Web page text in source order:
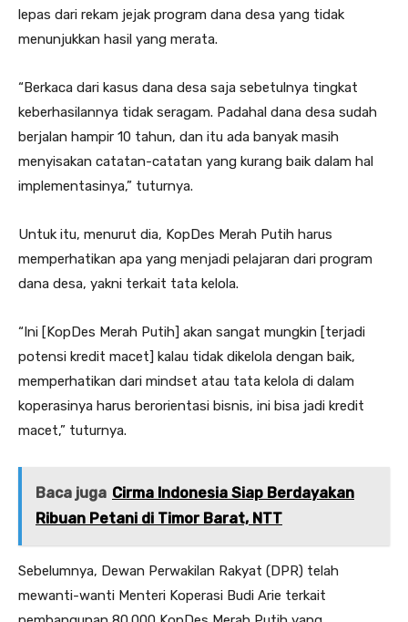
lepas dari rekam jejak program dana desa yang tidak
menunjukkan hasil yang merata.
“Berkaca dari kasus dana desa saja sebetulnya tingkat
keberhasilannya tidak seragam. Padahal dana desa sudah
berjalan hampir 10 tahun, dan itu ada banyak masih
menyisakan catatan-catatan yang kurang baik dalam hal
implementasinya,” tuturnya.
Untuk itu, menurut dia, KopDes Merah Putih harus
memperhatikan apa yang menjadi pelajaran dari program
dana desa, yakni terkait tata kelola.
“Ini [KopDes Merah Putih] akan sangat mungkin [terjadi
potensi kredit macet] kalau tidak dikelola dengan baik,
memperhatikan dari mindset atau tata kelola di dalam
koperasinya harus berorientasi bisnis, ini bisa jadi kredit
macet,” tuturnya.
Baca juga Cirma Indonesia Siap Berdayakan
Ribuan Petani di Timor Barat, NTT
Sebelumnya, Dewan Perwakilan Rakyat (DPR) telah
mewanti-wanti Menteri Koperasi Budi Arie terkait